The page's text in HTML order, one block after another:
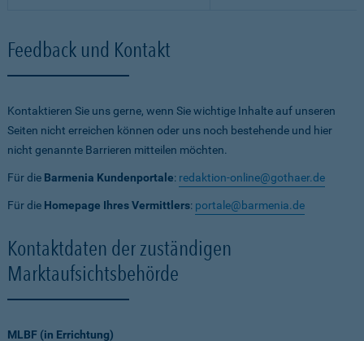
Feedback und Kontakt
Kontaktieren Sie uns gerne, wenn Sie wichtige Inhalte auf unseren
Seiten nicht erreichen können oder uns noch bestehende und hier
nicht genannte Barrieren mitteilen möchten.
Für die Barmenia Kundenportale: redaktion-online@gothaer.de
Für die Homepage Ihres Vermittlers: portale@barmenia.de
Kontaktdaten der zuständigen
Marktaufsichtsbehörde
MLBF (in Errichtung)